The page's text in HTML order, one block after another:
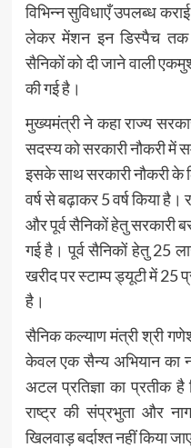
विभिन्न सुविधाएँ उपलब्ध
लेकर मेंशन इन डिस्पैच तक
सैनिकों को दी जाने वाली
की गई है।
मुख्यमंत्री ने कहा राज्य
सदस्य को सरकारी नौकरी में
इसके साथ सरकारी नौकरी के
वर्ष से बढ़ाकर 5 वर्ष किया है।
और पूर्व सैनिकों हेतु सरकारी
गई है। पूर्व सैनिकों हेतु 25
खरीद पर स्टाम्प ड्यूटी में 25
है।
सैनिक कल्याण मंत्री श्री
केवल एक सैन्य अभियान का
अटल प्रतिज्ञा का प्रतीक है
राष्ट्र की संप्रभुता और
खिलवाड़ बर्दाश्त नहीं किया